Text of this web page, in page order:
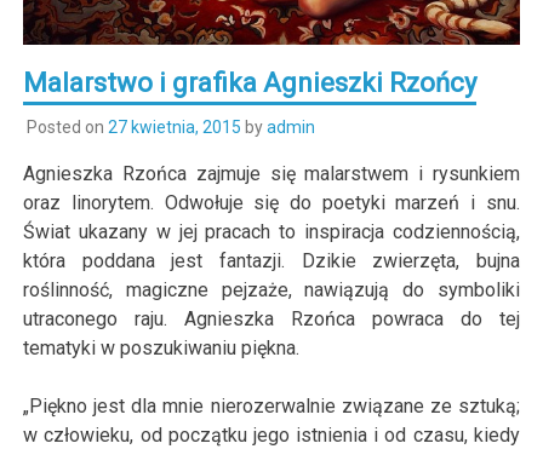
Malarstwo i grafika Agnieszki Rzońcy
Posted on 27 kwietnia, 2015 byadmin
Agnieszka Rzońca zajmuje się malarstwem i rysunkiem
oraz linorytem. Odwołuje się do poetyki marzeń i snu.
Świat ukazany w jej pracach to inspiracja codziennością,
która poddana jest fantazji. Dzikie zwierzęta, bujna
roślinność, magiczne pejzaże, nawiązują do symboliki
utraconego raju. Agnieszka Rzońca powraca do tej
tematyki w poszukiwaniu piękna.
„Piękno jest dla mnie nierozerwalnie związane ze sztuką;
w człowieku, od początku jego istnienia i od czasu, kiedy